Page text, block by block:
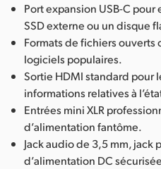
Port expansion USB-C
SSD externe ou un disque
Formats de fichiers ouverts
logiciels populaires.
Sortie HDMI standard pour
informations relatives à
Entrées mini XLR
d’alimentation fantôme.
Jack audio de 3,5 mm, jack
d’alimentation DC